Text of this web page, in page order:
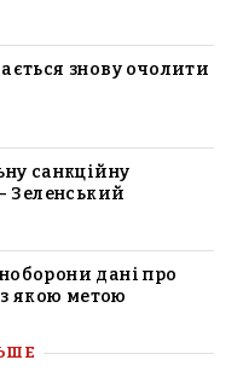
знову очолити
санкційну
Зеленський
дані про
з якою метою